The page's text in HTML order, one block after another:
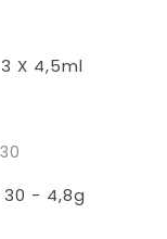
X 4,5ml
30 - 4,8g